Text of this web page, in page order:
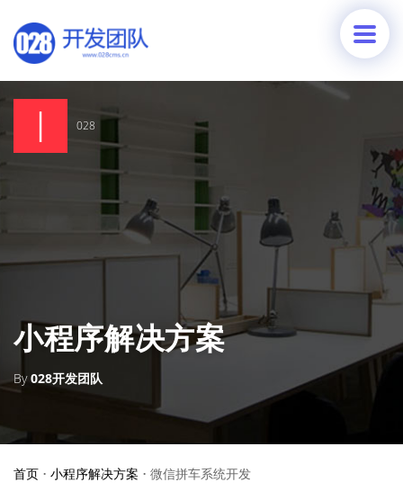
028
小程序解决方案
By028开发团队
首页 • 小程序解决方案 • 微信拼车系统开发